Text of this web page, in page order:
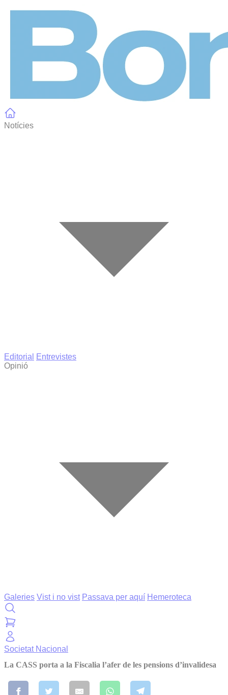
Notícies
Editorial
Entrevistes
Opinió
Galeries Vist i no vist Passava per aquí Hemeroteca
Societat Nacional
La CASS porta a la Fiscalia l’afer de les pensions d’invalidesa